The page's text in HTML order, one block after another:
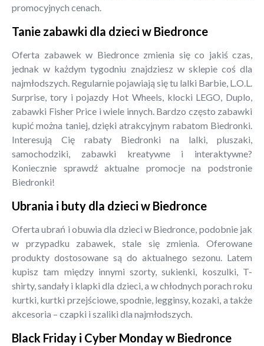
promocyjnych cenach.
Tanie zabawki dla dzieci w Biedronce
Oferta zabawek w Biedronce zmienia się co jakiś czas,
jednak w każdym tygodniu znajdziesz w sklepie coś dla
najmłodszych. Regularnie pojawiają się tu lalki Barbie, L.O.L.
Surprise, tory i pojazdy Hot Wheels, klocki LEGO, Duplo,
zabawki Fisher Price i wiele innych. Bardzo często zabawki
kupić można taniej, dzięki atrakcyjnym rabatom Biedronki.
Interesują Cię rabaty Biedronki na lalki, pluszaki,
samochodziki, zabawki kreatywne i interaktywne?
Koniecznie sprawdź aktualne promocje na podstronie
Biedronki!
Ubrania i buty dla dzieci w Biedronce
Oferta ubrań i obuwia dla dzieci w Biedronce, podobnie jak
w przypadku zabawek, stale się zmienia. Oferowane
produkty dostosowane są do aktualnego sezonu. Latem
kupisz tam między innymi szorty, sukienki, koszulki, T-
shirty, sandały i klapki dla dzieci, a w chłodnych porach roku
kurtki, kurtki przejściowe, spodnie, legginsy, kozaki, a także
akcesoria – czapki i szaliki dla najmłodszych.
Black Friday i Cyber Monday w Biedronce